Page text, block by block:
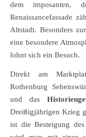
dem imposanten,
Renaissancefassade
Altstadt. Besonders
eine besondere
lohnt sich ein Besuch.
Direkt am
Rothenburg
und das
Dreißigjährigen Krieg
ist die Besteigung des